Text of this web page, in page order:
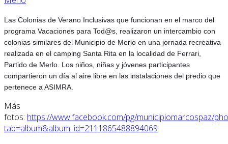
Las Colonias de Verano Inclusivas que funcionan en el marco del
programa Vacaciones para Tod@s, realizaron un intercambio con
colonias similares del Municipio de Merlo en una jornada recreativa
realizada en el camping Santa Rita en la localidad de Ferrari,
Partido de Merlo. Los niños, niñas y jóvenes participantes
compartieron un día al aire libre en las instalaciones del predio que
pertenece a ASIMRA.
Más
fotos: https://www.facebook.com/pg/municipiomarcospaz/
tab=album&album_id=2111865488894069